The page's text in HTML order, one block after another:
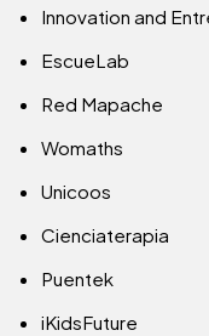
Innovation and
EscueLab
Red Mapache
Womaths
Unicoos
Cienciaterapia
Puentek
iKidsFuture